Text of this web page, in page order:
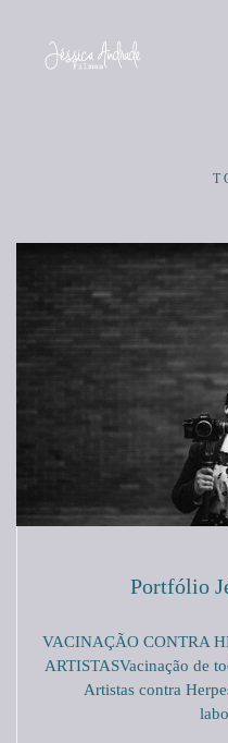
Portfólio
VACINAÇÃO CONTRA
ARTISTASVacinação de
Artistas contra